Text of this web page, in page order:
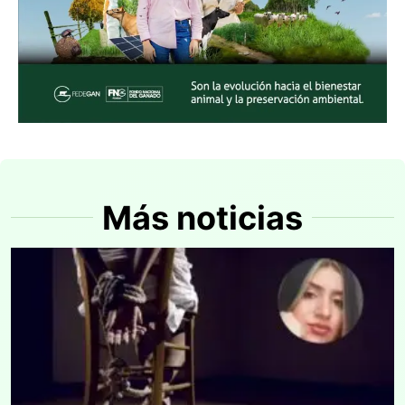
Más noticias